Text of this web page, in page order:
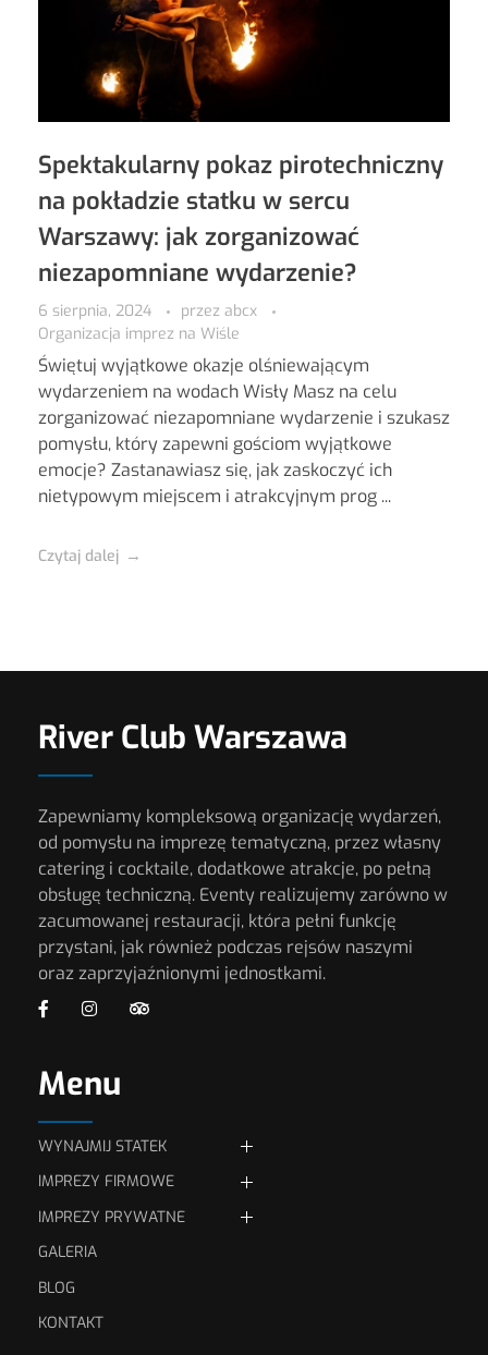
Spektakularny pokaz pirotechniczny
na pokładzie statku w sercu
Warszawy: jak zorganizować
niezapomniane wydarzenie?
6 sierpnia, 2024 przez abcx
Organizacja imprez na Wiśle
Świętuj wyjątkowe okazje olśniewającym
wydarzeniem na wodach Wisły Masz na celu
zorganizować niezapomniane wydarzenie i szukasz
pomysłu, który zapewni gościom wyjątkowe
emocje? Zastanawiasz się, jak zaskoczyć ich
nietypowym miejscem i atrakcyjnym prog ...
Czytaj dalej
River Club Warszawa
Zapewniamy kompleksową organizację wydarzeń,
od pomysłu na imprezę tematyczną, przez własny
catering i cocktaile, dodatkowe atrakcje, po pełną
obsługę techniczną. Eventy realizujemy zarówno w
zacumowanej restauracji, która pełni funkcję
przystani, jak również podczas rejsów naszymi
oraz zaprzyjaźnionymi jednostkami.
Menu
WYNAJMIJ STATEK
(max. 52 osób)
Wynajmij szkutę „Tango”
IMPREZY FIRMOWE
Eventy firmowe
Kolacje serwowane
IMPREZY PRYWATNE
Przyjęcia rodzinne
GALERIA
BLOG
KONTAKT